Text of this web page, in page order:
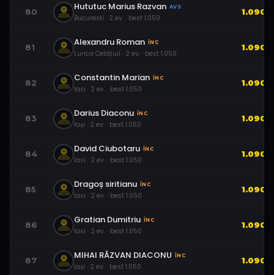
80 Hututuc Marius Razvan AVS
Bucuresti · 2 ev. · best 1.050
1.090
81 Alexandru Roman ÎNC
Lunca Cetățuii · 2 ev. · best 1.050
1.090
82 Constantin Marian ÎNC
Iasi · 2 ev. · best 1.050
1.090
83 Darius Diaconu ÎNC
Iași · 2 ev. · best 1.050
1.090
84 David Ciubotaru ÎNC
Iasi · 2 ev. · best 1.050
1.090
85 Dragoș siritianu ÎNC
Iasi · 2 ev. · best 1.050
1.090
86 Gratian Dumitriu ÎNC
Iasi · 2 ev. · best 1.050
1.090
87 MIHAI RĂZVAN DIACONU ÎNC
Iași · 2 ev. · best 1.050
1.090